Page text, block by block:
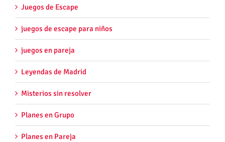
Juegos de Escape
juegos de escape para niños
juegos en pareja
Leyendas de Madrid
Misterios sin resolver
Planes en Grupo
Planes en Pareja